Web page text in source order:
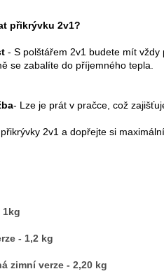
přikrývku 2v1?
- S polštářem 2v1 budete mít
se zabalíte do příjemného tepla.
- Lze je prát v pračce, což
2v1 a dopřejte si
1kg
- 1,2 kg
zimní verze - 2,20 kg